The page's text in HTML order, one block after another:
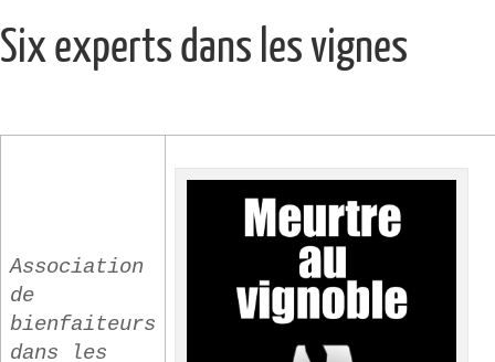
Six experts dans les vignes
Association
de
bienfaiteurs
dans les